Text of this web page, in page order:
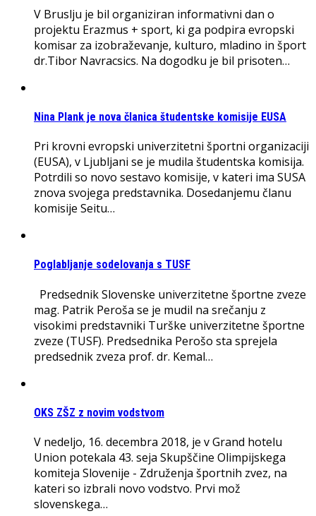
V Bruslju je bil organiziran informativni dan o
projektu Erazmus + sport, ki ga podpira evropski
komisar za izobraževanje, kulturo, mladino in šport
dr.Tibor Navracsics. Na dogodku je bil prisoten…
Nina Plank je nova članica študentske komisije EUSA
Pri krovni evropski univerzitetni športni organizaciji
(EUSA), v Ljubljani se je mudila študentska komisija.
Potrdili so novo sestavo komisije, v kateri ima SUSA
znova svojega predstavnika. Dosedanjemu članu
komisije Seitu…
Poglabljanje sodelovanja s TUSF
Predsednik Slovenske univerzitetne športne zveze
mag. Patrik Peroša se je mudil na srečanju z
visokimi predstavniki Turške univerzitetne športne
zveze (TUSF). Predsednika Perošo sta sprejela
predsednik zveza prof. dr. Kemal…
OKS ZŠZ z novim vodstvom
V nedeljo, 16. decembra 2018, je v Grand hotelu
Union potekala 43. seja Skupščine Olimpijskega
komiteja Slovenije - Združenja športnih zvez, na
kateri so izbrali novo vodstvo. Prvi mož
slovenskega…